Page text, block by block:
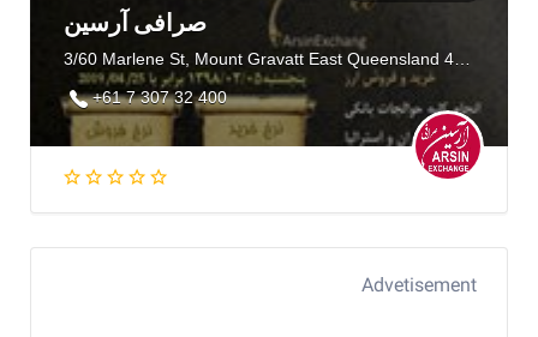
صرافی آرسین
3/60 Marlene St, Mount Gravatt East Queensland 4122, Australia
+61 7 307 32 400
Advetisement